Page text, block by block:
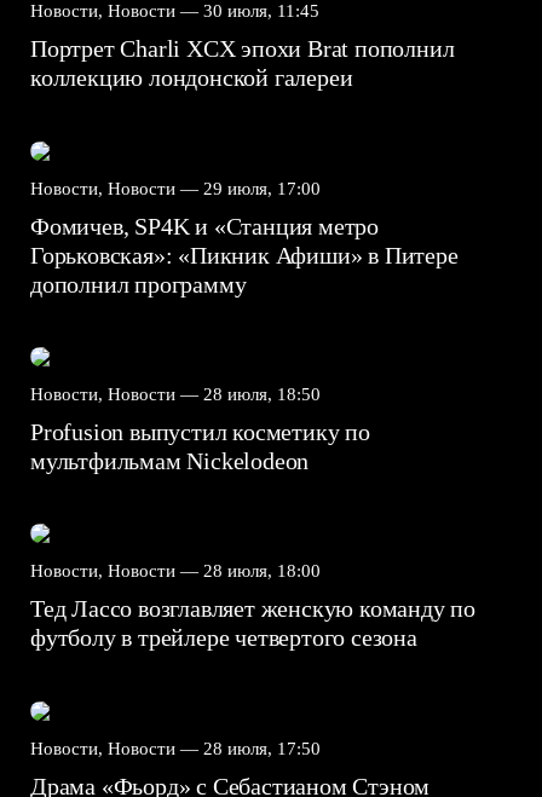
Новости, Новости — 30 июля, 11:45
Портрет Charli XCX эпохи Brat пополнил
коллекцию лондонской галереи
Новости, Новости — 29 июля, 17:00
Фомичев, SP4K и «Станция метро
Горьковская»: «Пикник Афиши» в Питере
дополнил программу
Новости, Новости — 28 июля, 18:50
Profusion выпустил косметику по
мультфильмам Nickelodeon
Новости, Новости — 28 июля, 18:00
Тед Лассо возглавляет женскую команду по
футболу в трейлере четвертого сезона
Новости, Новости — 28 июля, 17:50
Драма «Фьорд» с Себастианом Стэном